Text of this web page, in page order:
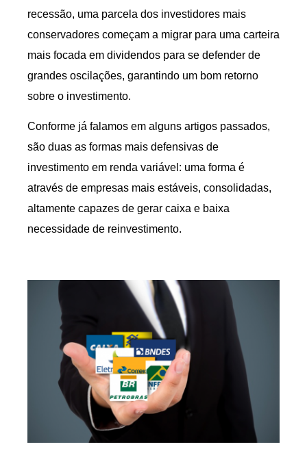
recessão, uma parcela dos investidores mais
conservadores começam a migrar para uma carteira
mais focada em dividendos para se defender de
grandes oscilações, garantindo um bom retorno
sobre o investimento.
Conforme já falamos em alguns artigos passados,
são duas as formas mais defensivas de
investimento em renda variável: uma forma é
através de empresas mais estáveis, consolidadas,
altamente capazes de gerar caixa e baixa
necessidade de reinvestimento.